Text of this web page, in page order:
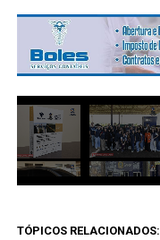
TÓPICOS RELACIONADOS: